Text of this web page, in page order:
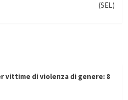
(SEL)
vittime di violenza di genere: 8